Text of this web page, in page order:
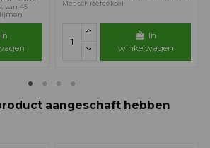
van 45
In
Met schroefdeksel
In
winkelwagen
aangeschaft hebben